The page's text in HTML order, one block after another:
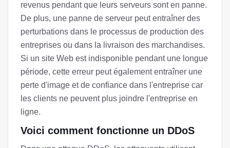
revenus pendant que leurs serveurs sont en panne.
De plus, une panne de serveur peut entraîner des
perturbations dans le processus de production des
entreprises ou dans la livraison des marchandises.
Si un site Web est indisponible pendant une longue
période, cette erreur peut également entraîner une
perte d'image et de confiance dans l'entreprise car
les clients ne peuvent plus joindre l'entreprise en
ligne.
Voici comment fonctionne un DDoS